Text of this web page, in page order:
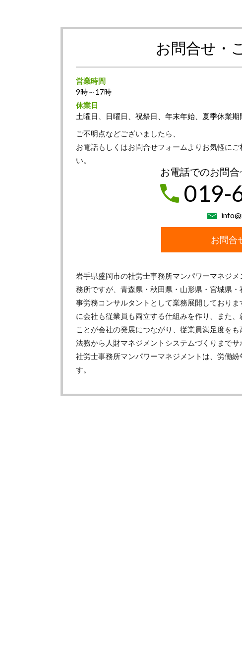
お問合せ・
営業時間
9時～17時
休業日
土曜日、日曜日、祝祭日、年末年始、夏季休業期
ご不明点などございましたら、
お電話もしくはお問合せフォームよりお気軽にご
い。
お電話でのお問
019-
お問合
岩手県盛岡市の社労士事務所マンパワーマネジ
務所ですが、青森県・秋田県・山形県・宮城県
事労務コンサルタントとして業務展開しており
に会社も従業員も両立する仕組みを作り、また
ことが会社の発展につながり、従業員満足度を
法務から人財マネジメントシステムづくりまでサ
社労士事務所マンパワーマネジメントは、労働
す。